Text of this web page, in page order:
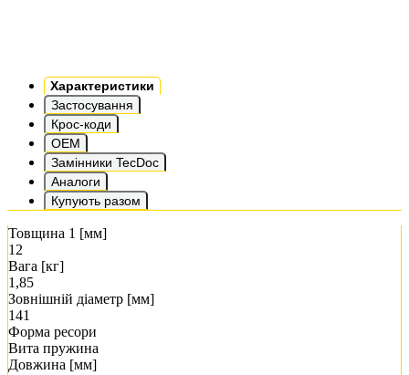
Характеристики
Застосування
Крос-коди
OEM
Замінники TecDoc
Аналоги
Купують разом
Товщина 1 [мм]
12
Вага [кг]
1,85
Зовнішній діаметр [мм]
141
Форма ресори
Вита пружина
Довжина [мм]